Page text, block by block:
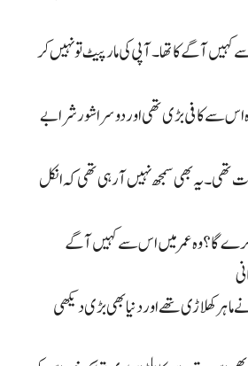
آگے کا تھا۔ آپی کی مار پیٹ تو نہیں کر
اس سے کافی بڑی تھی اور دوسرا شور شرابے
تھی۔ یہ بھی سمجھ نہیں آ رہی تھی کہ انکل
گا؟ وہ عمر میں اس سے کہیں آگے
کھلاڑی تھے اور دنیا بھی بڑی دیکھی